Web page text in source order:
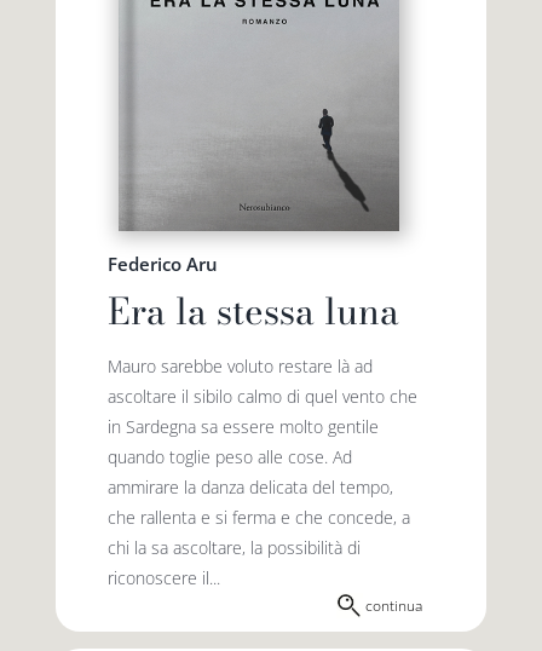
Federico Aru
Era la stessa luna
Mauro sarebbe voluto restare là ad
ascoltare il sibilo calmo di quel vento che
in Sardegna sa essere molto gentile
quando toglie peso alle cose. Ad
ammirare la danza delicata del tempo,
che rallenta e si ferma e che concede, a
chi la sa ascoltare, la possibilità di
riconoscere il...
continua